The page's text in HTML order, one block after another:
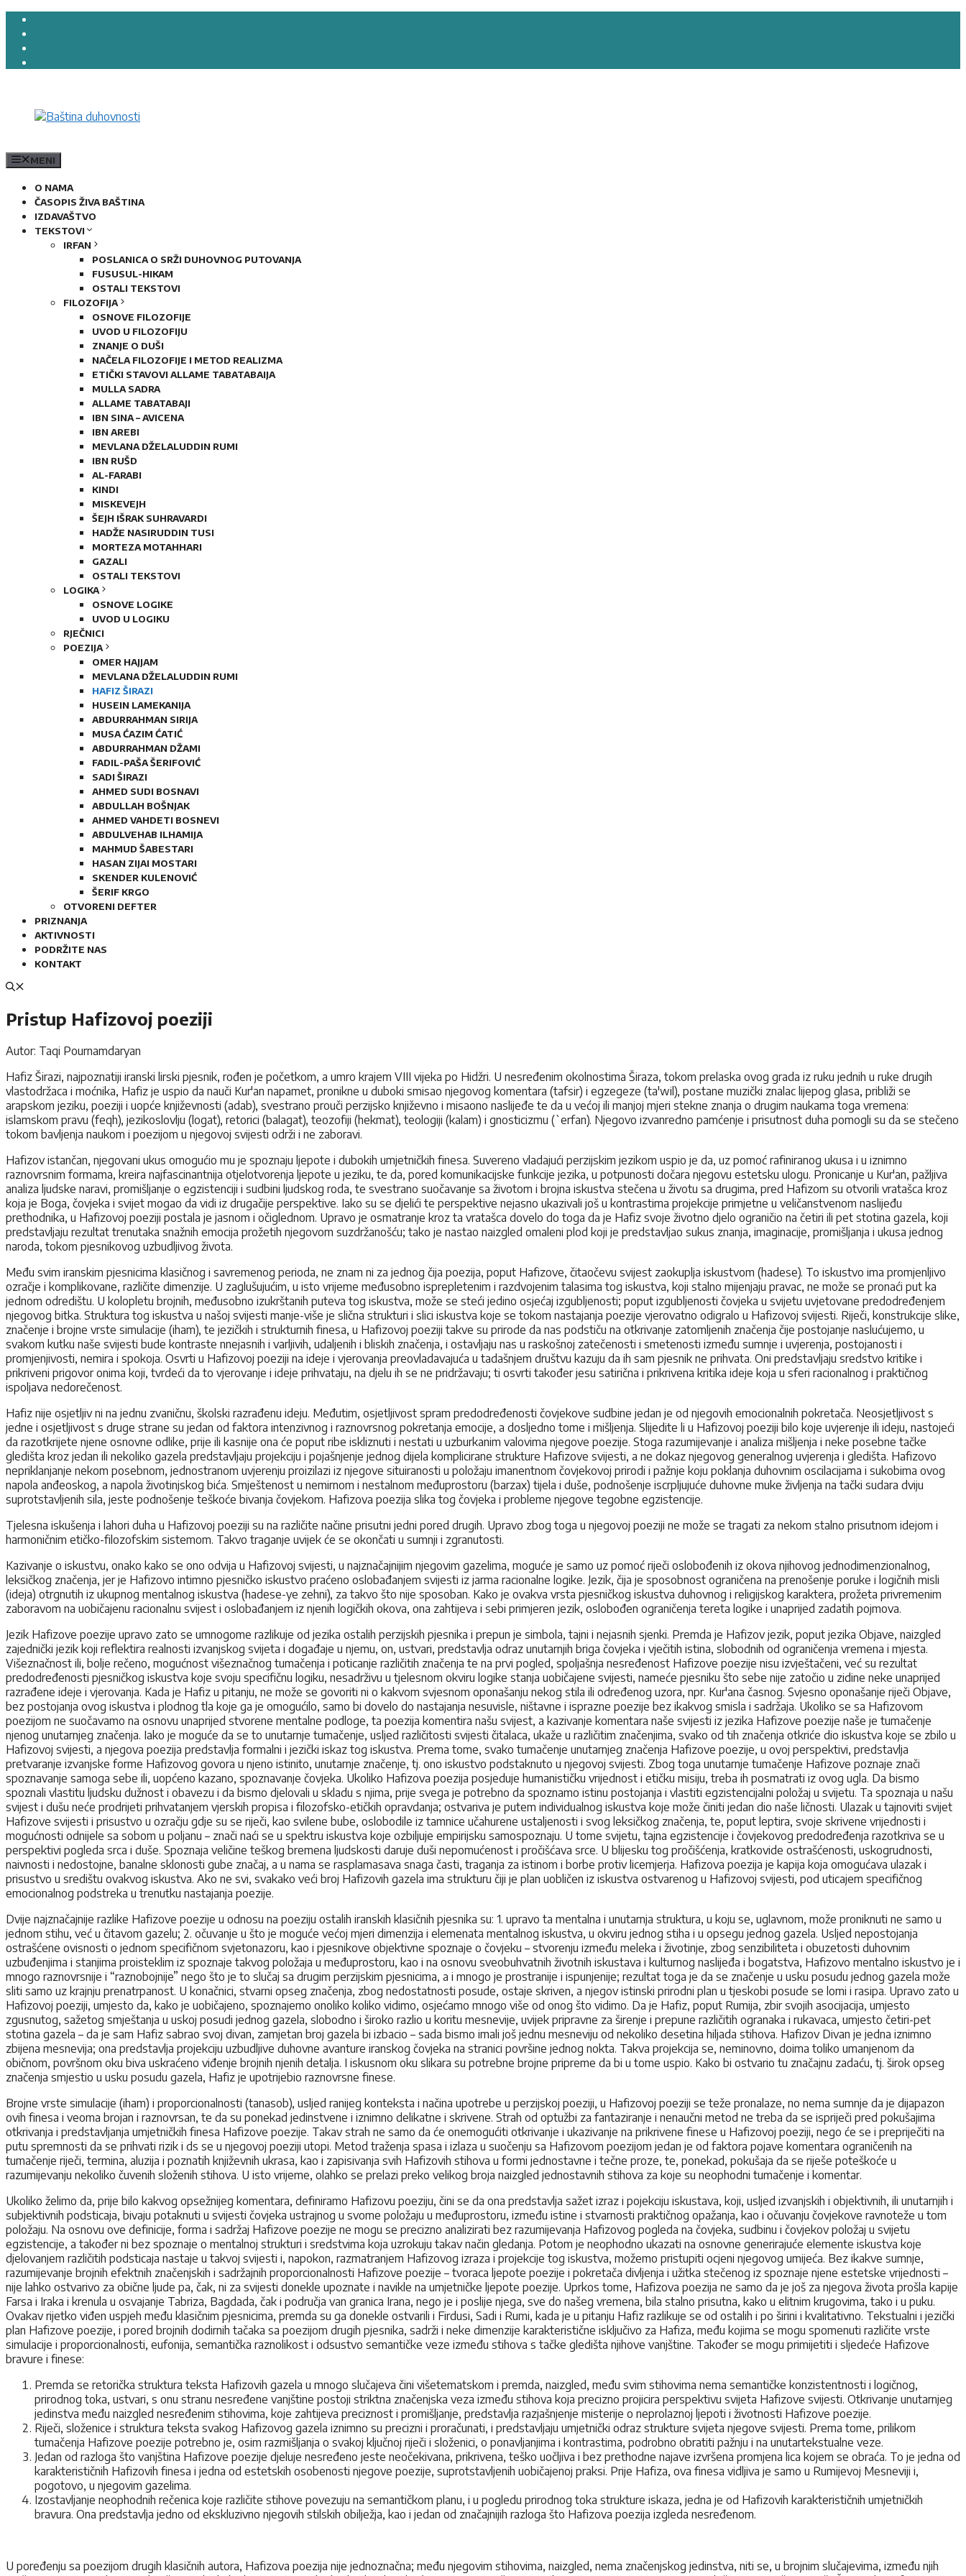
Preskoči
sadržaj
MENI
O NAMA
ČASOPIS ŽIVA BAŠTINA
IZDAVAŠTVO
TEKSTOVI
IRFAN
POSLANICA O SRŽI DUHOVNOG PUTOVANJA
FUSUSUL-HIKAM
OSTALI TEKSTOVI
FILOZOFIJA
OSNOVE FILOZOFIJE
UVOD U FILOZOFIJU
ZNANJE O DUŠI
NAČELA FILOZOFIJE I METOD REALIZMA
ETIČKI STAVOVI ALLAME TABATABAIJA
MULLA SADRA
ALLAME TABATABAJI
IBN SINA – AVICENA
IBN AREBI
MEVLANA DŽELALUDDIN RUMI
IBN RUŠD
AL-FARABI
KINDI
MISKEVEJH
ŠEJH IŠRAK SUHRAVARDI
HADŽE NASIRUDDIN TUSI
MORTEZA MOTAHHARI
GAZALI
OSTALI TEKSTOVI
LOGIKA
OSNOVE LOGIKE
UVOD U LOGIKU
RJEČNICI
POEZIJA
OMER HAJJAM
MEVLANA DŽELALUDDIN RUMI
HAFIZ ŠIRAZI
HUSEIN LAMEKANIJA
ABDURRAHMAN SIRIJA
MUSA ĆAZIM ĆATIĆ
ABDURRAHMAN DŽAMI
FADIL-PAŠA ŠERIFOVIĆ
SADI ŠIRAZI
AHMED SUDI BOSNAVI
ABDULLAH BOŠNJAK
AHMED VAHDETI BOSNEVI
ABDULVEHAB ILHAMIJA
MAHMUD ŠABESTARI
HASAN ZIJAI MOSTARI
SKENDER KULENOVIĆ
ŠERIF KRGO
OTVORENI DEFTER
PRIZNANJA
AKTIVNOSTI
PODRŽITE NAS
KONTAKT
Pristup Hafizovoj poeziji
Autor: Taqi Pournamdaryan
Hafiz Širazi, najpoznatiji iranski lirski pjesnik, rođen je početkom, a umro krajem VIII vijeka po Hidžri. U nesređenim okolnostima Širaza, tokom prelaska ovog grada iz ruku jednih u ruke drugih
vlastodržaca i moćnika, Hafiz je uspio da nauči Kur'an napamet, pronikne u duboki smisao njegovog komentara (tafsir) i egzegeze (ta'wil), postane muzički znalac lijepog glasa, približi se
arapskom jeziku, poeziji i uopće književnosti (adab), svestrano prouči perzijsko književno i misaono naslijeđe te da u većoj ili manjoj mjeri stekne znanja o drugim naukama toga vremena:
islamskom pravu (feqh), jezikoslovlju (logat), retorici (balagat), teozofiji (hekmat), teologiji (kalam) i gnosticizmu (`erfan). Njegovo izvanredno pamćenje i prisutnost duha pomogli su da se stečeno
tokom bavljenja naukom i poezijom u njegovoj svijesti održi i ne zaboravi.
Hafizov istančan, njegovani ukus omogućio mu je spoznaju ljepote i dubokih umjetničkih finesa. Suvereno vladajući perzijskim jezikom uspio je da, uz pomoć rafiniranog ukusa i u iznimno
raznovrsnim formama, kreira najfascinantnija otjelotvorenja ljepote u jeziku, te da, pored komunikacijske funkcije jezika, u potpunosti dočara njegovu estetsku ulogu. Pronicanje u Kur'an, pažljiva
analiza ljudske naravi, promišljanje o egzistenciji i sudbini ljudskog roda, te svestrano suočavanje sa životom i brojna iskustva stečena u životu sa drugima, pred Hafizom su otvorili vratašca kroz
koja je Boga, čovjeka i svijet mogao da vidi iz drugačije perspektive. Iako su se djelići te perspektive nejasno ukazivali još u kontrastima projekcije primjetne u veličanstvenom naslijeđu
prethodnika, u Hafizovoj poeziji postala je jasnom i očiglednom. Upravo je osmatranje kroz ta vratašca dovelo do toga da je Hafiz svoje životno djelo ograničio na četiri ili pet stotina gazela, koji
predstavljaju rezultat trenutaka snažnih emocija prožetih njegovom suzdržanošću; tako je nastao naizgled omaleni plod koji je predstavljao sukus znanja, imaginacije, promišljanja i ukusa jednog
naroda, tokom pjesnikovog uzbudljivog života.
Među svim iranskim pjesnicima klasičnog i savremenog perioda, ne znam ni za jednog čija poezija, poput Hafizove, čitaočevu svijest zaokuplja iskustvom (hadese). To iskustvo ima promjenljivo
ozračje i komplikovane, različite dimenzije. U zaglušujućim, u isto vrijeme međusobno isprepletenim i razdvojenim talasima tog iskustva, koji stalno mijenjaju pravac, ne može se pronaći put ka
jednom odredištu. U kolopletu brojnih, međusobno izukrštanih puteva tog iskustva, može se steći jedino osjećaj izgubljenosti; poput izgubljenosti čovjeka u svijetu uvjetovane predodređenjem
njegovog bitka. Struktura tog iskustva u našoj svijesti manje-više je slična strukturi i slici iskustva koje se tokom nastajanja poezije vjerovatno odigralo u Hafizovoj svijesti. Riječi, konstrukcije slike,
značenje i brojne vrste simulacije (iham), te jezičkih i strukturnih finesa, u Hafizovoj poeziji takve su prirode da nas podstiču na otkrivanje zatomljenih značenja čije postojanje naslućujemo, u
svakom kutku naše svijesti bude kontraste nnejasnih i varljivih, udaljenih i bliskih značenja, i ostavljaju nas u raskošnoj zatečenosti i smetenosti između sumnje i uvjerenja, postojanosti i
promjenjivosti, nemira i spokoja. Osvrti u Hafizovoj poeziji na ideje i vjerovanja preovladavajuća u tadašnjem društvu kazuju da ih sam pjesnik ne prihvata. Oni predstavljaju sredstvo kritike i
prikriveni prigovor onima koji, tvrdeći da to vjerovanje i ideje prihvataju, na djelu ih se ne pridržavaju; ti osvrti također jesu satirična i prikrivena kritika ideje koja u sferi racionalnog i praktičnog
ispoljava nedorečenost.
Hafiz nije osjetljiv ni na jednu zvaničnu, školski razrađenu ideju. Međutim, osjetljivost spram predodređenosti čovjekove sudbine jedan je od njegovih emocionalnih pokretača. Neosjetljivost s
jedne i osjetljivost s druge strane su jedan od faktora intenzivnog i raznovrsnog pokretanja emocije, a dosljedno tome i mišljenja. Slijedite li u Hafizovoj poeziji bilo koje uvjerenje ili ideju, nastojeći
da razotkrijete njene osnovne odlike, prije ili kasnije ona će poput ribe iskliznuti i nestati u uzburkanim valovima njegove poezije. Stoga razumijevanje i analiza mišljenja i neke posebne tačke
gledišta kroz jedan ili nekoliko gazela predstavljaju projekciju i pojašnjenje jednog dijela komplicirane strukture Hafizove svijesti, a ne dokaz njegovog generalnog uvjerenja i gledišta. Hafizovo
nepriklanjanje nekom posebnom, jednostranom uvjerenju proizilazi iz njegove situiranosti u položaju imanentnom čovjekovoj prirodi i pažnje koju poklanja duhovnim oscilacijama i sukobima ovog
napola anđeoskog, a napola životinjskog bića. Smještenost u nemirnom i nestalnom međuprostoru (barzax) tijela i duše, podnošenje iscrpljujuće duhovne muke življenja na tački sudara dviju
suprotstavljenih sila, jeste podnošenje teškoće bivanja čovjekom. Hafizova poezija slika tog čovjeka i probleme njegove tegobne egzistencije.
Tjelesna iskušenja i lahori duha u Hafizovoj poeziji su na različite načine prisutni jedni pored drugih. Upravo zbog toga u njegovoj poeziji ne može se tragati za nekom stalno prisutnom idejom i
harmoničnim etičko-filozofskim sistemom. Takvo traganje uvijek će se okončati u sumnji i zgranutosti.
Kazivanje o iskustvu, onako kako se ono odvija u Hafizovoj svijesti, u najznačajnijim njegovim gazelima, moguće je samo uz pomoć riječi oslobođenih iz okova njihovog jednodimenzionalnog,
leksičkog značenja, jer je Hafizovo intimno pjesničko iskustvo praćeno oslobađanjem svijesti iz jarma racionalne logike. Jezik, čija je sposobnost ograničena na prenošenje poruke i logičnih misli
(ideja) otrgnutih iz ukupnog mentalnog iskustva (hadese-ye zehni), za takvo što nije sposoban. Kako je ovakva vrsta pjesničkog iskustva duhovnog i religijskog karaktera, prožeta privremenim
zaboravom na uobičajenu racionalnu svijest i oslobađanjem iz njenih logičkih okova, ona zahtijeva i sebi primjeren jezik, oslobođen ograničenja tereta logike i unaprijed zadatih pojmova.
Jezik Hafizove poezije upravo zato se umnogome razlikuje od jezika ostalih perzijskih pjesnika i prepun je simbola, tajni i nejasnih sjenki. Premda je Hafizov jezik, poput jezika Objave, naizgled
zajednički jezik koji reflektira realnosti izvanjskog svijeta i događaje u njemu, on, ustvari, predstavlja odraz unutarnjih briga čovjeka i vječitih istina, slobodnih od ograničenja vremena i mjesta.
Višeznačnost ili, bolje rečeno, mogućnost višeznačnog tumačenja i poticanje različitih značenja te na prvi pogled, spoljašnja nesređenost Hafizove poezije nisu izvještačeni, već su rezultat
predodređenosti pjesničkog iskustva koje svoju specifičnu logiku, nesadrživu u tjelesnom okviru logike stanja uobičajene svijesti, nameće pjesniku što sebe nije zatočio u zidine neke unaprijed
razrađene ideje i vjerovanja. Kada je Hafiz u pitanju, ne može se govoriti ni o kakvom svjesnom oponašanju nekog stila ili određenog uzora, npr. Kur'ana časnog. Svjesno oponašanje riječi Objave,
bez postojanja ovog iskustva i plodnog tla koje ga je omogućilo, samo bi dovelo do nastajanja nesuvisle, ništavne i isprazne poezije bez ikakvog smisla i sadržaja. Ukoliko se sa Hafizovom
poezijom ne suočavamo na osnovu unaprijed stvorene mentalne podloge, ta poezija komentira našu svijest, a kazivanje komentara naše svijesti iz jezika Hafizove poezije naše je tumačenje
njenog unutarnjeg značenja. Iako je moguće da se to unutarnje tumačenje, usljed različitosti svijesti čitalaca, ukaže u različitim značenjima, svako od tih značenja otkriće dio iskustva koje se zbilo u
Hafizovoj svijesti, a njegova poezija predstavlja formalni i jezički iskaz tog iskustva. Prema tome, svako tumačenje unutarnjeg značenja Hafizove poezije, u ovoj perspektivi, predstavlja
pretvaranje izvanjske forme Hafizovog govora u njeno istinito, unutarnje značenje, tj. ono iskustvo podstaknuto u njegovoj svijesti. Zbog toga unutarnje tumačenje Hafizove poznaje znači
spoznavanje samoga sebe ili, uopćeno kazano, spoznavanje čovjeka. Ukoliko Hafizova poezija posjeduje humanističku vrijednost i etičku misiju, treba ih posmatrati iz ovog ugla. Da bismo
spoznali vlastitu ljudsku dužnost i obavezu i da bismo djelovali u skladu s njima, prije svega je potrebno da spoznamo istinu postojanja i vlastiti egzistencijalni položaj u svijetu. Ta spoznaja u našu
svijest i dušu neće prodrijeti prihvatanjem vjerskih propisa i filozofsko-etičkih opravdanja; ostvariva je putem individualnog iskustva koje može činiti jedan dio naše ličnosti. Ulazak u tajnoviti svijet
Hafizove svijesti i prisustvo u ozračju gdje su se riječi, kao svilene bube, oslobodile iz tamnice učahurene ustaljenosti i svog leksičkog značenja, te, poput leptira, svoje skrivene vrijednosti i
mogućnosti odnijele sa sobom u poljanu – znači naći se u spektru iskustva koje ozbiljuje empirijsku samospoznaju. U tome svijetu, tajna egzistencije i čovjekovog predodređenja razotkriva se u
perspektivi pogleda srca i duše. Spoznaja veličine teškog bremena ljudskosti daruje duši nepomućenost i pročišćava srce. U blijesku tog pročišćenja, kratkovide ostrašćenosti, uskogrudnosti,
naivnosti i nedostojne, banalne sklonosti gube značaj, a u nama se rasplamasava snaga časti, traganja za istinom i borbe protiv licemjerja. Hafizova poezija je kapija koja omogućava ulazak i
prisustvo u središtu ovakvog iskustva. Ako ne svi, svakako veći broj Hafizovih gazela ima strukturu čiji je plan uobličen iz iskustva ostvarenog u Hafizovoj svijesti, pod uticajem specifičnog
emocionalnog podstreka u trenutku nastajanja poezije.
Dvije najznačajnije razlike Hafizove poezije u odnosu na poeziju ostalih iranskih klasičnih pjesnika su: 1. upravo ta mentalna i unutarnja struktura, u koju se, uglavnom, može proniknuti ne samo u
jednom stihu, već u čitavom gazelu; 2. očuvanje u što je moguće većoj mjeri dimenzija i elemenata mentalnog iskustva, u okviru jednog stiha i u opsegu jednog gazela. Usljed nepostojanja
ostrašćene ovisnosti o jednom specifičnom svjetonazoru, kao i pjesnikove objektivne spoznaje o čovjeku – stvorenju između meleka i životinje, zbog senzibiliteta i obuzetosti duhovnim
uzbuđenjima i stanjima proisteklim iz spoznaje takvog položaja u međuprostoru, kao i na osnovu sveobuhvatnih životnih iskustava i kulturnog naslijeđa i bogatstva, Hafizovo mentalno iskustvo je i
mnogo raznovrsnije i “raznobojnije” nego što je to slučaj sa drugim perzijskim pjesnicima, a i mnogo je prostranije i ispunjenije; rezultat toga je da se značenje u usku posudu jednog gazela može
sliti samo uz krajnju prenatrpanost. U konačnici, stvarni opseg značenja, zbog nedostatnosti posude, ostaje skriven, a njegov istinski prirodni plan u tjeskobi posude se lomi i rasipa. Upravo zato u
Hafizovoj poeziji, umjesto da, kako je uobičajeno, spoznajemo onoliko koliko vidimo, osjećamo mnogo više od onog što vidimo. Da je Hafiz, poput Rumija, zbir svojih asocijacija, umjesto
zgusnutog, sažetog smještanja u uskoj posudi jednog gazela, slobodno i široko razlio u koritu mesnevije, uvijek pripravne za širenje i prepune različitih ogranaka i rukavaca, umjesto četiri-pet
stotina gazela – da je sam Hafiz sabrao svoj divan, zamjetan broj gazela bi izbacio – sada bismo imali još jednu mesneviju od nekoliko desetina hiljada stihova. Hafizov Divan je jedna iznimno
zbijena mesnevija; ona predstavlja projekciju uzbudljive duhovne avanture iranskog čovjeka na stranici površine jednog nokta. Takva projekcija se, neminovno, doima toliko umanjenom da
običnom, površnom oku biva uskraćeno viđenje brojnih njenih detalja. I iskusnom oku slikara su potrebne brojne pripreme da bi u tome uspio. Kako bi ostvario tu značajnu zadaću, tj. širok opseg
značenja smjestio u usku posudu gazela, Hafiz je upotrijebio raznovrsne finese.
Brojne vrste simulacije (iham) i proporcionalnosti (tanasob), usljed ranijeg konteksta i načina upotrebe u perzijskoj poeziji, u Hafizovoj poeziji se teže pronalaze, no nema sumnje da je dijapazon
ovih finesa i veoma brojan i raznovrsan, te da su ponekad jedinstvene i iznimno delikatne i skrivene. Strah od optužbi za fantaziranje i nenaučni metod ne treba da se ispriječi pred pokušajima
otkrivanja i predstavljanja umjetničkih finesa Hafizove poezije. Takav strah ne samo da će onemogućiti otkrivanje i ukazivanje na prikrivene finese u Hafizovoj poeziji, nego će se i prepriječiti na
putu spremnosti da se prihvati rizik i ds se u njegovoj poeziji utopi. Metod traženja spasa i izlaza u suočenju sa Hafizovom poezijom jedan je od faktora pojave komentara ograničenih na
tumačenje riječi, termina, aluzija i poznatih književnih ukrasa, kao i zapisivanja svih Hafizovih stihova u formi jednostavne i tečne proze, te, ponekad, pokušaja da se riješe poteškoće u
razumijevanju nekoliko čuvenih složenih stihova. U isto vrijeme, olahko se prelazi preko velikog broja naizgled jednostavnih stihova za koje su neophodni tumačenje i komentar.
Ukoliko želimo da, prije bilo kakvog opsežnijeg komentara, definiramo Hafizovu poeziju, čini se da ona predstavlja sažet izraz i pojekciju iskustava, koji, usljed izvanjskih i objektivnih, ili unutarnjih i
subjektivnih podsticaja, bivaju potaknuti u svijesti čovjeka ustrajnog u svome položaju u međuprostoru, između istine i stvarnosti praktičnog opažanja, kao i očuvanju čovjekove ravnoteže u tom
položaju. Na osnovu ove definicije, forma i sadržaj Hafizove poezije ne mogu se precizno analizirati bez razumijevanja Hafizovog pogleda na čovjeka, sudbinu i čovjekov položaj u svijetu
egzistencije, a također ni bez spoznaje o mentalnoj strukturi i sredstvima koja uzrokuju takav način gledanja. Potom je neophodno ukazati na osnovne generirajuće elemente iskustva koje
djelovanjem različitih podsticaja nastaje u takvoj svijesti i, napokon, razmatranjem Hafizovog izraza i projekcije tog iskustva, možemo pristupiti ocjeni njegovog umijeća. Bez ikakve sumnje,
razumijevanje brojnih efektnih značenjskih i sadržajnih proporcionalnosti Hafizove poezije – tvoraca ljepote poezije i pokretača divljenja i užitka stečenog iz spoznaje njene estetske vrijednosti –
nije lahko ostvarivo za obične ljude pa, čak, ni za svijesti donekle upoznate i navikle na umjetničke ljepote poezije. Uprkos tome, Hafizova poezija ne samo da je još za njegova života prošla kapije
Farsa i Iraka i krenula u osvajanje Tabriza, Bagdada, čak i područja van granica Irana, nego je i poslije njega, sve do našeg vremena, bila stalno prisutna, kako u elitnim krugovima, tako i u puku.
Ovakav rijetko viđen uspjeh među klasičnim pjesnicima, premda su ga donekle ostvarili i Firdusi, Sadi i Rumi, kada je u pitanju Hafiz razlikuje se od ostalih i po širini i kvalitativno. Tekstualni i jezički
plan Hafizove poezije, i pored brojnih dodirnih tačaka sa poezijom drugih pjesnika, sadrži i neke dimenzije karakteristične isključivo za Hafiza, među kojima se mogu spomenuti različite vrste
simulacije i proporcionalnosti, eufonija, semantička raznolikost i odsustvo semantičke veze između stihova s tačke gledišta njihove vanjštine. Također se mogu primijetiti i sljedeće Hafizove
bravure i finese:
Premda se retorička struktura teksta Hafizovih gazela u mnogo slučajeva čini višetematskom i premda, naizgled, među svim stihovima nema semantičke konzistentnosti i logičnog,
prirodnog toka, ustvari, s onu stranu nesređene vanjštine postoji striktna značenjska veza između stihova koja precizno projicira perspektivu svijeta Hafizove svijesti. Otkrivanje unutarnjeg
jedinstva među naizgled nesređenim stihovima, koje zahtijeva preciznost i promišljanje, predstavlja razjašnjenje misterije o neprolaznoj ljepoti i životnosti Hafizove poezije.
Riječi, složenice i struktura teksta svakog Hafizovog gazela iznimno su precizni i proračunati, i predstavljaju umjetnički odraz strukture svijeta njegove svijesti. Prema tome, prilikom
tumačenja Hafizove poezije potrebno je, osim razmišljanja o svakoj ključnoj riječi i složenici, o ponavljanjima i kontrastima, podrobno obratiti pažnju i na unutartekstualne veze.
Jedan od razloga što vanjština Hafizove poezije djeluje nesređeno jeste neočekivana, prikrivena, teško uočljiva i bez prethodne najave izvršena promjena lica kojem se obraća. To je jedna od
karakterističnih Hafizovih finesa i jedna od estetskih osobenosti njegove poezije, suprotstavljenih uobičajenoj praksi. Prije Hafiza, ova finesa vidljiva je samo u Rumijevoj Mesneviji i,
pogotovo, u njegovim gazelima.
Izostavljanje neophodnih rečenica koje različite stihove povezuju na semantičkom planu, i u pogledu prirodnog toka strukture iskaza, jedna je od Hafizovih karakterističnih umjetničkih
bravura. Ona predstavlja jedno od ekskluzivno njegovih stilskih obilježja, kao i jedan od značajnijih razloga što Hafizova poezija izgleda nesređenom.
U poređenju sa poezijom drugih klasičnih autora, Hafizova poezija nije jednoznačna; među njegovim stihovima, naizgled, nema značenjskog jedinstva, niti se, u brojnim slučajevima, između njih